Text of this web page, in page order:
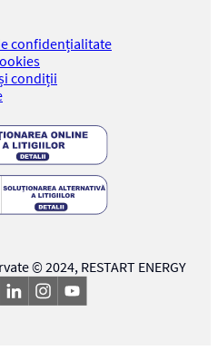
confidențialitate
condiții
© 2024, RESTART ENERGY